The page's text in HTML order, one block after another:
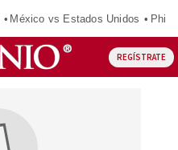
México vs Estados Unidos
REGÍSTRATE